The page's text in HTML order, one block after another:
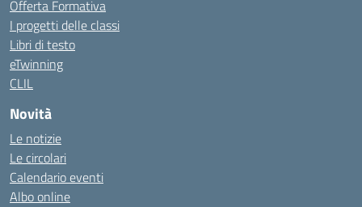
Offerta Formativa
I progetti delle classi
Libri di testo
eTwinning
CLIL
Novità
Le notizie
Le circolari
Calendario eventi
Albo online